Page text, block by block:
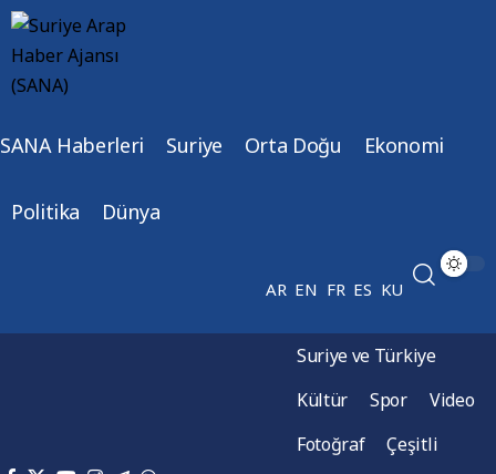
SANA Haberleri Suriye Orta Doğu Ekonomi
Politika Dünya
AR EN FR ES KU
Suriye ve Türkiye
Kültür
Spor
Video
Fotoğraf
Çeşitli